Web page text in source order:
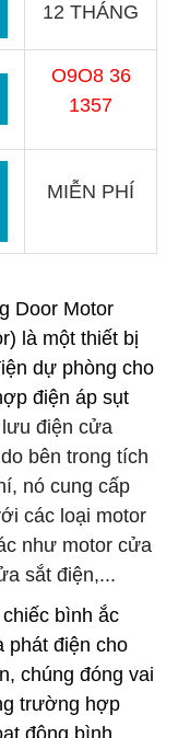
12 THÁNG
O9O8 36
1357
MIỄN PHÍ
Door Motor
là một thiết bị
dự phòng cho
điện áp sụt
lưu điện cửa
bên trong tích
nó cung cấp
các loại motor
như motor cửa
sắt điện,...
bình ắc
phát điện cho
chúng đóng vai
trường hợp
động bình